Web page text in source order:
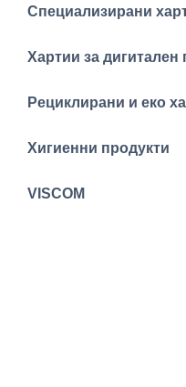
Специализирани
Хартии за дигитален
Рециклирани и еко
Хигиенни продукти
VISCOM